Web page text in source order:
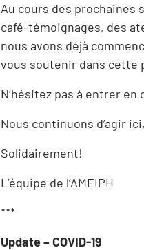
Au cours des prochaines
café-témoignages, des
nous avons déjà
vous soutenir dans cette
N’hésitez pas à entrer
Nous continuons d’agir
Solidairement!
L’équipe de l’AMEIPH
***
Update – COVID-19